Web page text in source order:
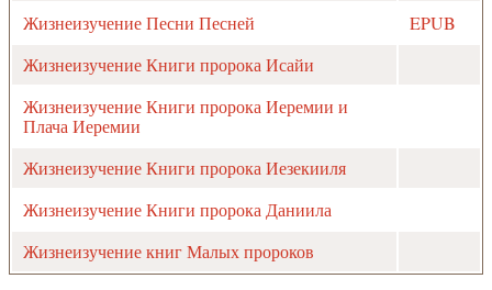
Жизнеизучение Песни Песней
EPUB
Жизнеизучение Книги пророка Исайи
Жизнеизучение Книги пророка Иеремии и
Плача Иеремии
Жизнеизучение Книги пророка Иезекииля
Жизнеизучение Книги пророка Даниила
Жизнеизучение книг Малых пророков